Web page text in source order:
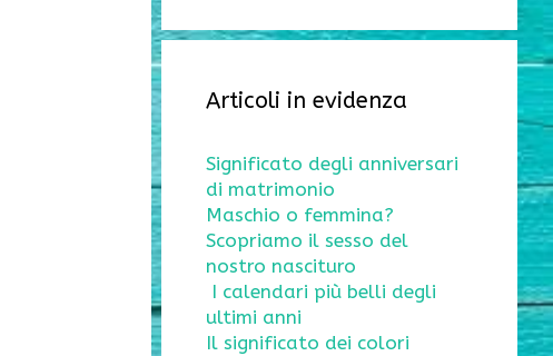
Articoli in evidenza
Significato degli anniversari
di matrimonio
Maschio o femmina?
Scopriamo il sesso del
nostro nascituro
I calendari più belli degli
ultimi anni
Il significato dei colori